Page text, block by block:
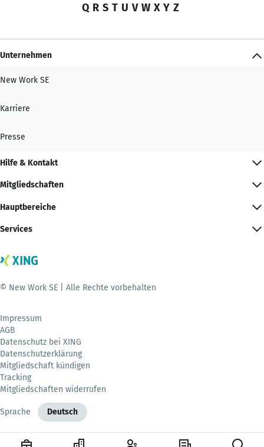
Q R S T U V W X Y Z
Unternehmen
New Work SE
Karriere
Presse
Hilfe & Kontakt
Mitgliedschaften
Hauptbereiche
Services
© New Work SE | Alle Rechte vorbehalten
Impressum
AGB
Datenschutz bei XING
Datenschutzerklärung
Mitgliedschaft kündigen
Tracking
Mitgliedschaften widerrufen
Sprache Deutsch